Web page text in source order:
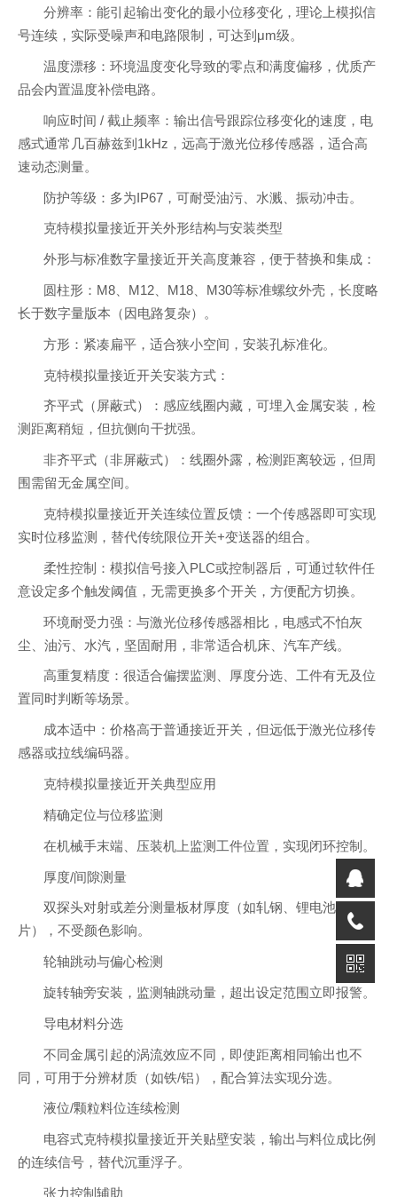
分辨率：能引起输出变化的最小位移变化，理论上模拟信
号连续，实际受噪声和电路限制，可达到μm级。
温度漂移：环境温度变化导致的零点和满度偏移，优质产
品会内置温度补偿电路。
响应时间 / 截止频率：输出信号跟踪位移变化的速度，电
感式通常几百赫兹到1kHz，远高于激光位移传感器，适合高
速动态测量。
防护等级：多为IP67，可耐受油污、水溅、振动冲击。
克特模拟量接近开关外形结构与安装类型
外形与标准数字量接近开关高度兼容，便于替换和集成：
圆柱形：M8、M12、M18、M30等标准螺纹外壳，长度略
长于数字量版本（因电路复杂）。
方形：紧凑扁平，适合狭小空间，安装孔标准化。
克特模拟量接近开关安装方式：
齐平式（屏蔽式）：感应线圈内藏，可埋入金属安装，检
测距离稍短，但抗侧向干扰强。
非齐平式（非屏蔽式）：线圈外露，检测距离较远，但周
围需留无金属空间。
克特模拟量接近开关连续位置反馈：一个传感器即可实现
实时位移监测，替代传统限位开关+变送器的组合。
柔性控制：模拟信号接入PLC或控制器后，可通过软件任
意设定多个触发阈值，无需更换多个开关，方便配方切换。
环境耐受力强：与激光位移传感器相比，电感式不怕灰
尘、油污、水汽，坚固耐用，非常适合机床、汽车产线。
高重复精度：很适合偏摆监测、厚度分选、工件有无及位
置同时判断等场景。
成本适中：价格高于普通接近开关，但远低于激光位移传
感器或拉线编码器。
克特模拟量接近开关典型应用
精确定位与位移监测
在机械手末端、压装机上监测工件位置，实现闭环控制。
厚度/间隙测量
双探头对射或差分测量板材厚度（如轧钢、锂电池极
片），不受颜色影响。
轮轴跳动与偏心检测
旋转轴旁安装，监测轴跳动量，超出设定范围立即报警。
导电材料分选
不同金属引起的涡流效应不同，即使距离相同输出也不
同，可用于分辨材质（如铁/铝），配合算法实现分选。
液位/颗粒料位连续检测
电容式克特模拟量接近开关贴壁安装，输出与料位成比例
的连续信号，替代沉重浮子。
张力控制辅助